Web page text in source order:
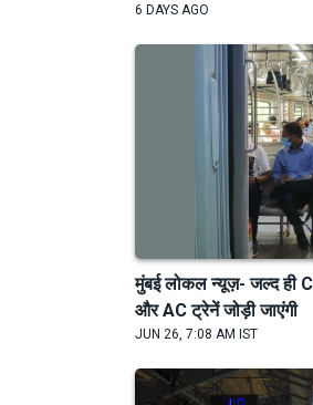
6 DAYS AGO
मुंबई लोकल न्यूज़- जल्द ही
और AC ट्रेनें जोड़ी जाएंगी
JUN 26, 7:08 AM IST